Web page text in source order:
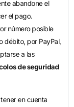
abandone el
el pago.
número posible
débito, por PayPal,
a las
de seguridad
en cuenta